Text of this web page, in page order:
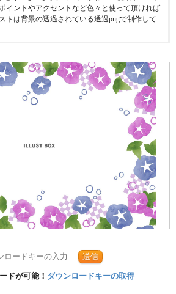
イントやアクセントなど色々と使って頂ければ
トは背景の透過されている透過pngで制作して
送信
ドが可能！ ダウンロードキーの取得